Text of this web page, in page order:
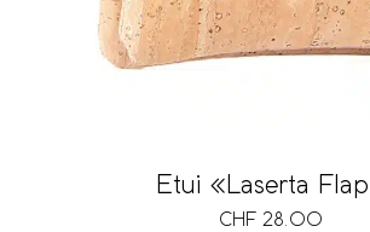
Etui «Laserta
CHF 28.00